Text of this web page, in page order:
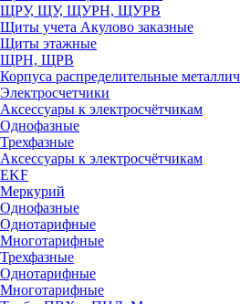
ЩРУ, ЩУ, ЩУРН, ЩУРВ
Щиты учета Акулово заказные
Щиты этажные
ЩРН, ЩРВ
Корпуса распределительные
Электросчетчики
Аксессуары к электросчётчикам
Однофазные
Трехфазные
Аксессуары к электросчётчикам
EKF
Меркурий
Однофазные
Однотарифные
Многотарифные
Трехфазные
Однотарифные
Многотарифные